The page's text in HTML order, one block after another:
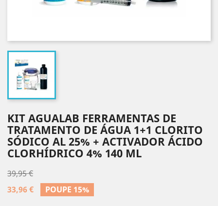
KIT AGUALAB FERRAMENTAS DE
TRATAMENTO DE ÁGUA 1+1 CLORITO
SÓDICO AL 25% + ACTIVADOR ÁCIDO
CLORHÍDRICO 4% 140 ML
39,95 €
33,96 €
POUPE 15%